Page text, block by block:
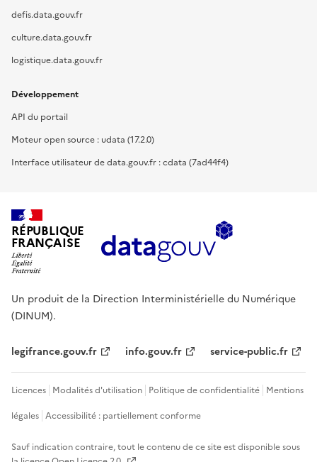
defis.data.gouv.fr
culture.data.gouv.fr
logistique.data.gouv.fr
Développement
API du portail
Moteur open source : udata (17.2.0)
Interface utilisateur de data.gouv.fr : cdata (7ad44f4)
RÉPUBLIQUE
FRANÇAISE
Un produit de la Direction Interministérielle du Numérique
(DINUM).
legifrance.gouv.fr info.gouv.fr service-public.fr
Licences Modalités d'utilisation Politique de confidentialité Mentions
légales Accessibilité : partiellement conforme
Sauf indication contraire, tout le contenu de ce site est disponible sous